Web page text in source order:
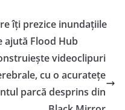
îți prezice inundațiile
ajută Flood Hub
videoclipuri
cu o acuratețe
parcă desprins din